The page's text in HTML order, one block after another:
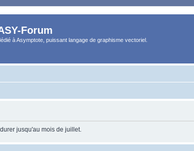
Forum
à Asymptote, puissant langage de graphisme vectoriel.
jusqu'au mois de juillet.